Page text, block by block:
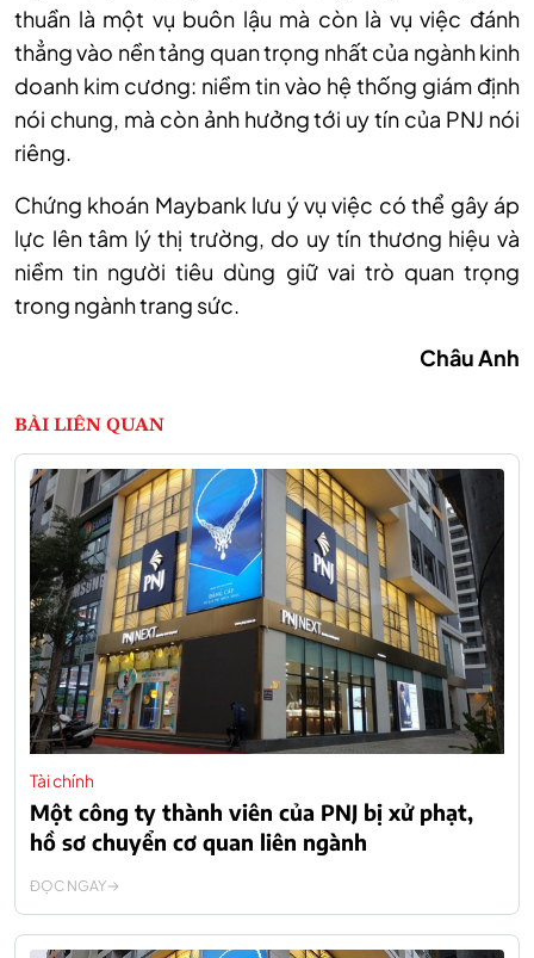
thuần là một vụ buôn lậu mà còn là vụ việc đánh
thẳng vào nền tảng quan trọng nhất của ngành kinh
doanh kim cương: niềm tin vào hệ thống giám định
nói chung, mà còn ảnh hưởng tới uy tín của PNJ nói
riêng.
Chứng khoán Maybank lưu ý vụ việc có thể gây áp
lực lên tâm lý thị trường, do uy tín thương hiệu và
niềm tin người tiêu dùng giữ vai trò quan trọng
trong ngành trang sức.
Châu Anh
BÀI LIÊN QUAN
Tài chính
Một công ty thành viên của PNJ bị xử phạt,
hồ sơ chuyển cơ quan liên ngành
ĐỌC NGAY